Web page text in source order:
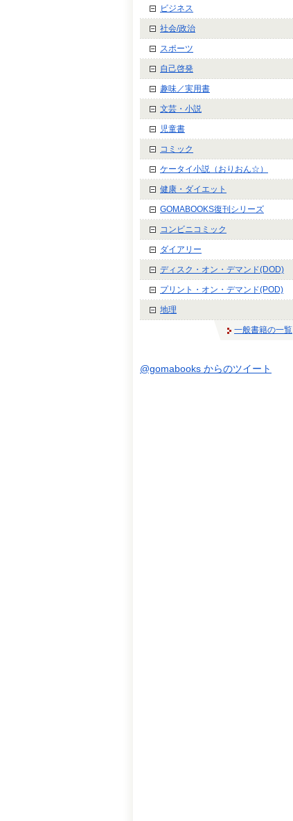
ビジネス
社会/政治
スポーツ
自己啓発
趣味／実用書
文芸・小説
児童書
コミック
ケータイ小説（おりおん☆）
健康・ダイエット
GOMABOOKS復刊シリーズ
コンビニコミック
ダイアリー
ディスク・オン・デマンド(DOD)
プリント・オン・デマンド(POD)
地理
一般書籍の一覧
@gomabooks からのツイート